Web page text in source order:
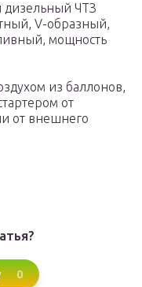
дизельный ЧТЗ
V-образный,
мощность
из баллонов,
от
от внешнего
0